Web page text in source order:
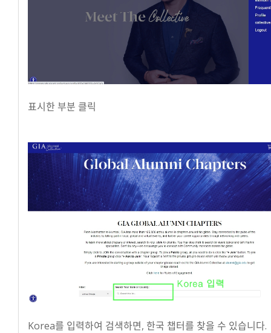
표시한 부분 클릭
Korea를 입력하여 검색하면, 한국 챕터를 찾을 수 있습니다.